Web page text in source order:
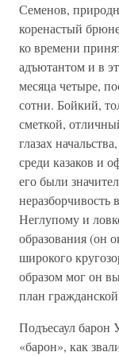
Семенов,
коренастый
ко времени
адъютантом и в
месяца четыре,
сотни. Бойкий,
сметкой,
глазах
среди казаков и
его были
неразборчивость
Неглупому и
образования (он
широкого
образом мог он
план
Подъесаул барон
«барон», как